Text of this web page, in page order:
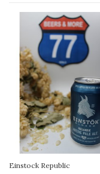
Einstock Republic